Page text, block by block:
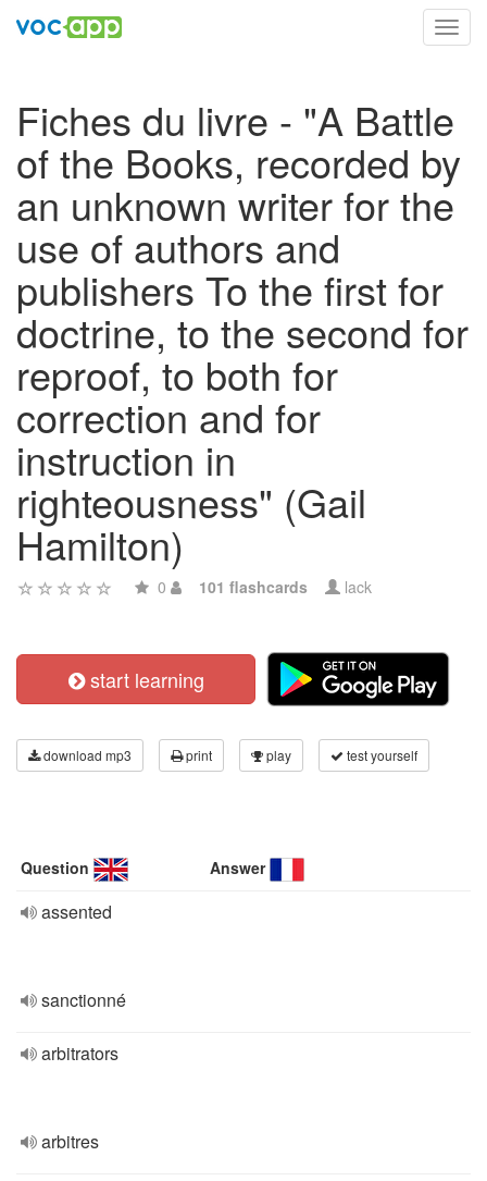
Fiches du livre - "A Battle
of the Books, recorded by
an unknown writer for the
use of authors and
publishers To the first for
doctrine, to the second for
reproof, to both for
correction and for
instruction in
righteousness" (Gail
Hamilton)
0 101 flashcards lack
start learning
download mp3 print play test yourself
Question Answer
assented
sanctionné
arbitrators
arbitres